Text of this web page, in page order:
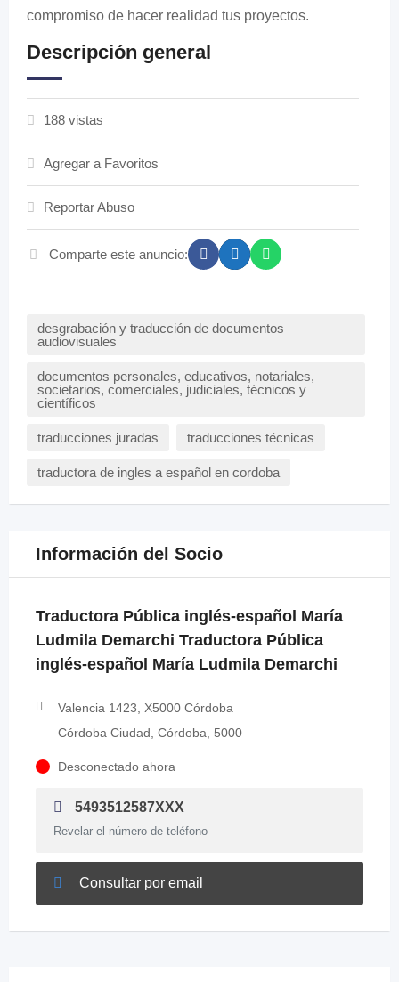
compromiso de hacer realidad tus proyectos.
Descripción general
188 vistas
Agregar a Favoritos
Reportar Abuso
Comparte este anuncio:
desgrabación y traducción de documentos
audiovisuales
documentos personales, educativos, notariales,
societarios, comerciales, judiciales, técnicos y
científicos
traducciones juradas traducciones técnicas
traductora de ingles a español en cordoba
Información del Socio
Traductora Pública inglés-español María
Ludmila Demarchi Traductora Pública
inglés-español María Ludmila Demarchi
Valencia 1423, X5000 Córdoba
Córdoba Ciudad, Córdoba, 5000
Desconectado ahora
5493512587XXX
Revelar el número de teléfono
Consultar por email